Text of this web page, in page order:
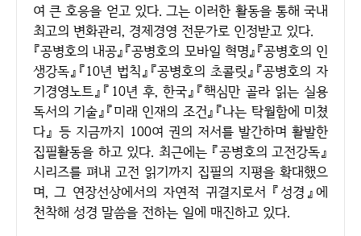
여 큰 호응을 얻고 있다. 그는 이러한 활동을 통해 국내
최고의 변화관리, 경제경영 전문가로 인정받고 있다.
『공병호의 내공』『공병호의 모바일 혁명』『공병호의 인
생강독』『10년 법칙』『공병호의 초콜릿』『공병호의 자
기경영노트』『10년 후, 한국』『핵심만 골라 읽는 실용
독서의 기술』『미래 인재의 조건』『나는 탁월함에 미쳤
다』 등 지금까지 100여 권의 저서를 발간하며 활발한
집필활동을 하고 있다. 최근에는 『공병호의 고전강독』
시리즈를 펴내 고전 읽기까지 집필의 지평을 확대했으
며, 그 연장선상에서의 자연적 귀결지로서 『성경』에
천착해 성경 말씀을 전하는 일에 매진하고 있다.